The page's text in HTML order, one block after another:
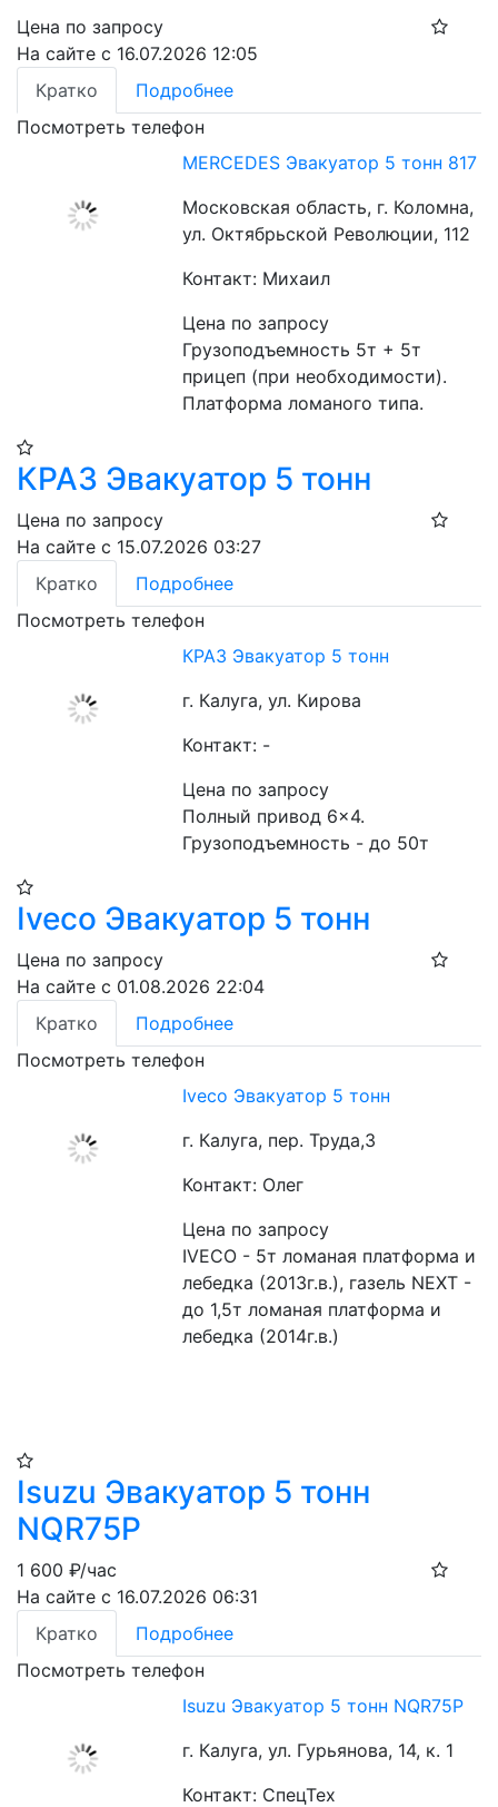
Цена по запросу
На сайте с 16.07.2026 12:05
Кратко
Подробнее
Посмотреть телефон
MERCEDES Эвакуатор 5 тонн 817
Московская область, г. Коломна,
ул. Октябрьской Революции, 112
Контакт: Михаил
Цена по запросу
Грузоподъемность 5т + 5т
прицеп (при необходимости).
Платформа ломаного типа.
КРАЗ Эвакуатор 5 тонн
Цена по запросу
На сайте с 15.07.2026 03:27
Кратко
Подробнее
Посмотреть телефон
КРАЗ Эвакуатор 5 тонн
г. Калуга, ул. Кирова
Контакт: -
Цена по запросу
Полный привод 6×4.
Грузоподъемность - до 50т
Iveco Эвакуатор 5 тонн
Цена по запросу
На сайте с 01.08.2026 22:04
Кратко
Подробнее
Посмотреть телефон
Iveco Эвакуатор 5 тонн
г. Калуга, пер. Труда,3
Контакт: Олег
Цена по запросу
IVECO - 5т ломаная платформа и
лебедка (2013г.в.), газель NEXT -
до 1,5т ломаная платформа и
лебедка (2014г.в.)
Isuzu Эвакуатор 5 тонн
NQR75P
1 600 ₽/час
На сайте с 16.07.2026 06:31
Кратко
Подробнее
Посмотреть телефон
Isuzu Эвакуатор 5 тонн NQR75P
г. Калуга, ул. Гурьянова, 14, к. 1
Контакт: СпецТех